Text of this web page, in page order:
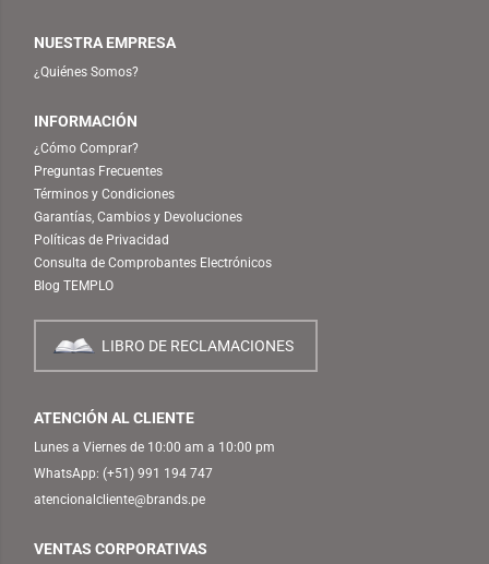
NUESTRA EMPRESA
¿Quiénes Somos?
INFORMACIÓN
¿Cómo Comprar?
Preguntas Frecuentes
Términos y Condiciones
Garantías, Cambios y Devoluciones
Políticas de Privacidad
Consulta de Comprobantes Electrónicos
Blog TEMPLO
LIBRO DE RECLAMACIONES
ATENCIÓN AL CLIENTE
Lunes a Viernes de 10:00 am a 10:00 pm
WhatsApp: (+51) 991 194 747
atencionalcliente@brands.pe
VENTAS CORPORATIVAS